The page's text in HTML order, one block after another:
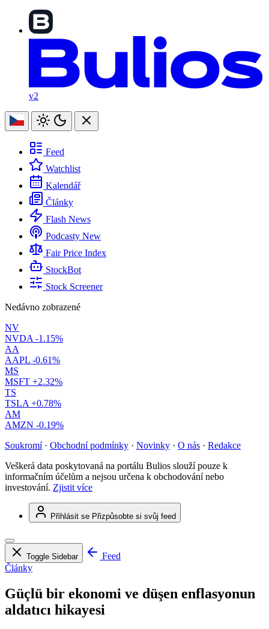
v2
Feed
Watchlist
Kalendář
Články
Flash News
Podcasty New
Fair Price Index
StockBot
Stock Screener
Nedávno zobrazené
NV
NVDA -1.15%
AA
AAPL -0.61%
MS
MSFT +2.32%
TS
TSLA +0.78%
AM
AMZN -0.19%
Soukromí · Obchodní podmínky · Novinky · O nás · Redakce
Veškerá data poskytovaná na portálu Bulios slouží pouze k
informačním účelům a nejsou určena k obchodování nebo
investování. Zjistit více
Přihlásit se Přizpůsobte si svůj feed
Toggle Sidebar
Feed
Články
Güçlü bir ekonomi ve düşen enflasyonun
aldatıcı hikayesi